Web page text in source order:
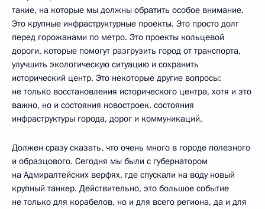
такие, на которые мы должны обратить особое внимание.
Это крупные инфраструктурные проекты. Это просто долг
перед горожанами по метро. Это проекты кольцевой
дороги, которые помогут разгрузить город от транспорта,
улучшить экологическую ситуацию и сохранить
исторический центр. Это некоторые другие вопросы:
не только восстановления исторического центра, хотя и это
важно, но и состояния новостроек, состояния
инфраструктуры города, дорог и коммуникаций.
Должен сразу сказать, что очень много в городе полезного
и образцового. Сегодня мы были с губернатором
на Адмиралтейских верфях, где спускали на воду новый
крупный танкер. Действительно, это большое событие
не только для корабелов, но и для всего региона, да и для